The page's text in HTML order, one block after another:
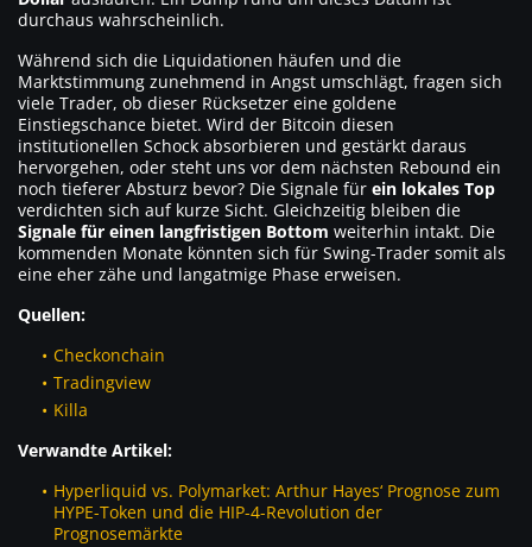
durchaus wahrscheinlich.
Während sich die Liquidationen häufen und die
Marktstimmung zunehmend in Angst umschlägt, fragen sich
viele Trader, ob dieser Rücksetzer eine goldene
Einstiegschance bietet. Wird der Bitcoin diesen
institutionellen Schock absorbieren und gestärkt daraus
hervorgehen, oder steht uns vor dem nächsten Rebound ein
noch tieferer Absturz bevor? Die Signale für ein lokales Top
verdichten sich auf kurze Sicht. Gleichzeitig bleiben die
Signale für einen langfristigen Bottom weiterhin intakt. Die
kommenden Monate könnten sich für Swing-Trader somit als
eine eher zähe und langatmige Phase erweisen.
Quellen:
Checkonchain
Tradingview
Killa
Verwandte Artikel:
Hyperliquid vs. Polymarket: Arthur Hayes‘ Prognose zum
HYPE-Token und die HIP-4-Revolution der
Prognosemärkte